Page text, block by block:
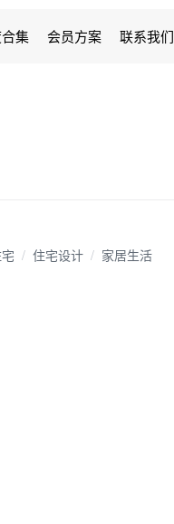
集 会员方案 联系我们
/ 住宅设计 / 家居生活